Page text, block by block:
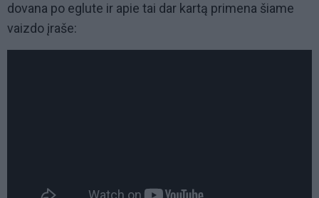
dovana po eglute ir apie tai dar kartą primena šiame
vaizdo įraše: